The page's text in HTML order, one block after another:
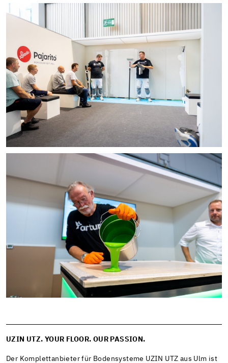
UZIN UTZ. YOUR FLOOR. OUR PASSION.
Der Komplettanbieter für Bodensysteme UZIN UTZ aus Ulm ist